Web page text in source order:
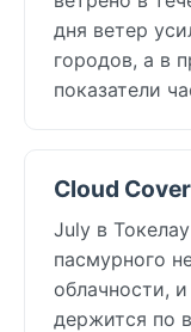
дня ветер
городов, а в
показатели
Cloud
July в
пасмурного
облачности,
держится по